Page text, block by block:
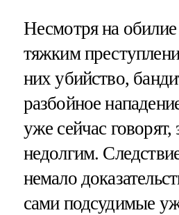
Несмотря на обилие
тяжким
них убийство,
разбойное
уже сейчас говорят,
недолгим.
немало
сами подсудимые